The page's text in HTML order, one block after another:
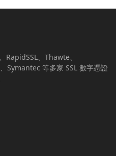
、Thawte、
Symantec 等多家 SSL 數字憑證